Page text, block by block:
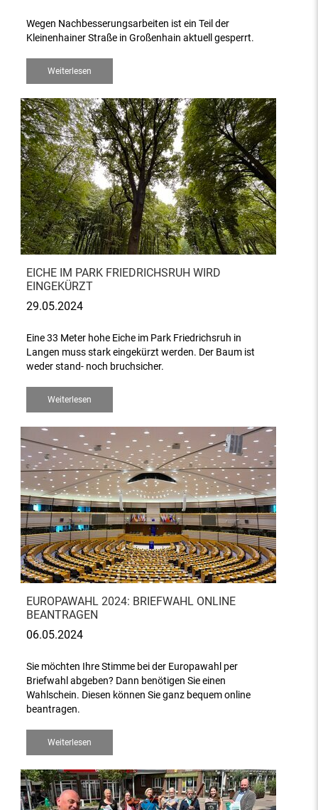
Wegen Nachbesserungsarbeiten ist ein Teil der
Kleinenhainer Straße in Großenhain aktuell gesperrt.
Weiterlesen
EICHE IM PARK FRIEDRICHSRUH WIRD
EINGEKÜRZT
29.05.2024
Eine 33 Meter hohe Eiche im Park Friedrichsruh in
Langen muss stark eingekürzt werden. Der Baum ist
weder stand- noch bruchsicher.
Weiterlesen
EUROPAWAHL 2024: BRIEFWAHL ONLINE
BEANTRAGEN
06.05.2024
Sie möchten Ihre Stimme bei der Europawahl per
Briefwahl abgeben? Dann benötigen Sie einen
Wahlschein. Diesen können Sie ganz bequem online
beantragen.
Weiterlesen